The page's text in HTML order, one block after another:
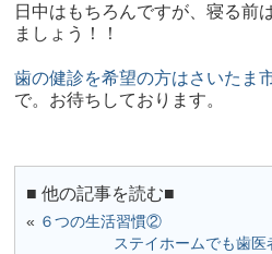
日中はもちろんですが、寝る前
ましょう！！
歯の健診を希望の方はさいた
で。お待ちしております。
■ 他の記事を読む■
« ６つの生活習慣②
ステイホームでも歯医